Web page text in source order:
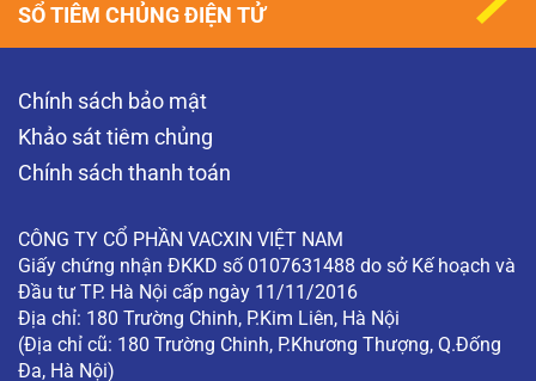
Chính sách bảo mật
Khảo sát tiêm chủng
Chính sách thanh toán
CÔNG TY CỔ PHẦN VACXIN VIỆT NAM
Giấy chứng nhận ĐKKD số 0107631488 do sở Kế hoạch và
Đầu tư TP. Hà Nội cấp ngày 11/11/2016
Địa chỉ: 180 Trường Chinh, P.Kim Liên, Hà Nội
(Địa chỉ cũ: 180 Trường Chinh, P.Khương Thượng, Q.Đống
Đa, Hà Nội)
SỔ TIÊM CHỦNG ĐIỆN TỬ